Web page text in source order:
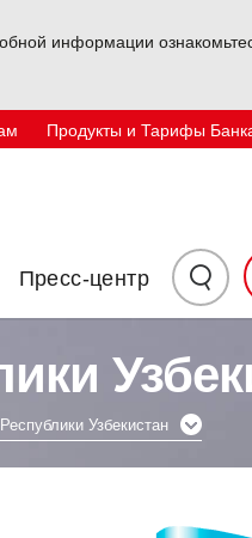
информации
Продукты и Тарифы
Пресс-центр
Узбекистан